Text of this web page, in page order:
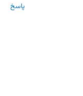
پاسخ